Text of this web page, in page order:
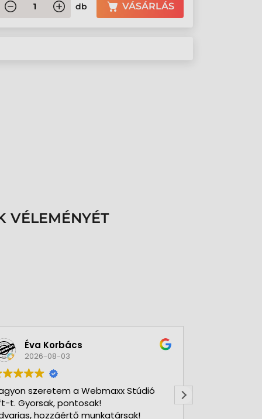
db VÁSÁRLÁS
VÉLEMÉNYÉT
Korbács
08-03
a Webmaxx Stúdió
pontosak!
munkatársak!
Gyors precíz csapat.